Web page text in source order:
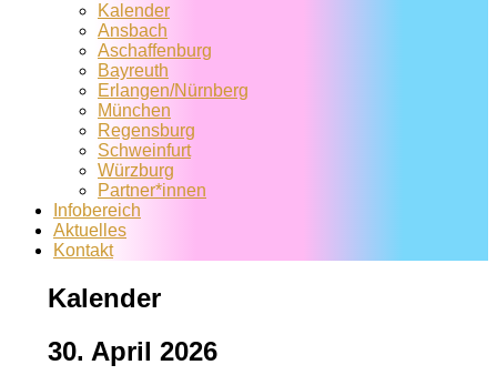
Kalender
Ansbach
Aschaffenburg
Bayreuth
Erlangen/Nürnberg
München
Regensburg
Schweinfurt
Würzburg
Partner*innen
Infobereich
Aktuelles
Kontakt
Kalender
30. April 2026